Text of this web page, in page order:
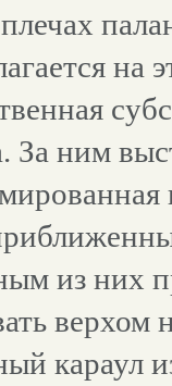
на
За ним
из них
верхом
караул